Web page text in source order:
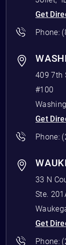
Get
Phone:
409 7th
#100
Get
Phone:
33 N
Ste.
Get
Phone: